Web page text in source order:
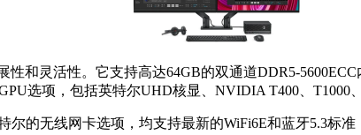
性和灵活性。它支持高达64GB的双通道DDR5-
选项，包括英特尔UHD核显、NVIDIA T400、T1000、
尔的无线网卡选项，均支持最新的WiFi6E和蓝牙5.3标